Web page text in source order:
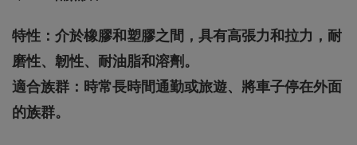
特性：介於橡膠和塑膠之間，具有高張力和拉力，耐
磨性、韌性、耐油脂和溶劑。
適合族群：時常長時間通勤或旅遊、將車子停在外面
的族群。